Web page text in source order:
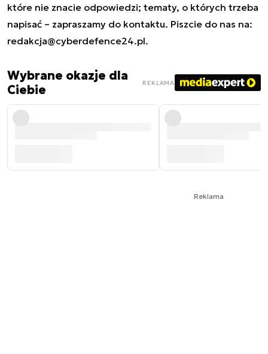
które nie znacie odpowiedzi; tematy, o których trzeba
napisać – zapraszamy do kontaktu. Piszcie do nas na:
redakcja@cyberdefence24.pl.
Wybrane okazje dla
Ciebie
REKLAMA
Reklama